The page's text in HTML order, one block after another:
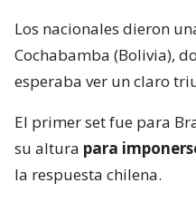
Los nacionales dieron
Cochabamba (Bolivia),
esperaba ver un claro
El primer set fue para
su altura para
la respuesta chilena.